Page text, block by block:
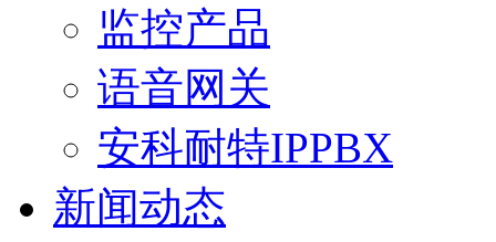
监控产品
语音网关
安科耐特IPPBX
新闻动态